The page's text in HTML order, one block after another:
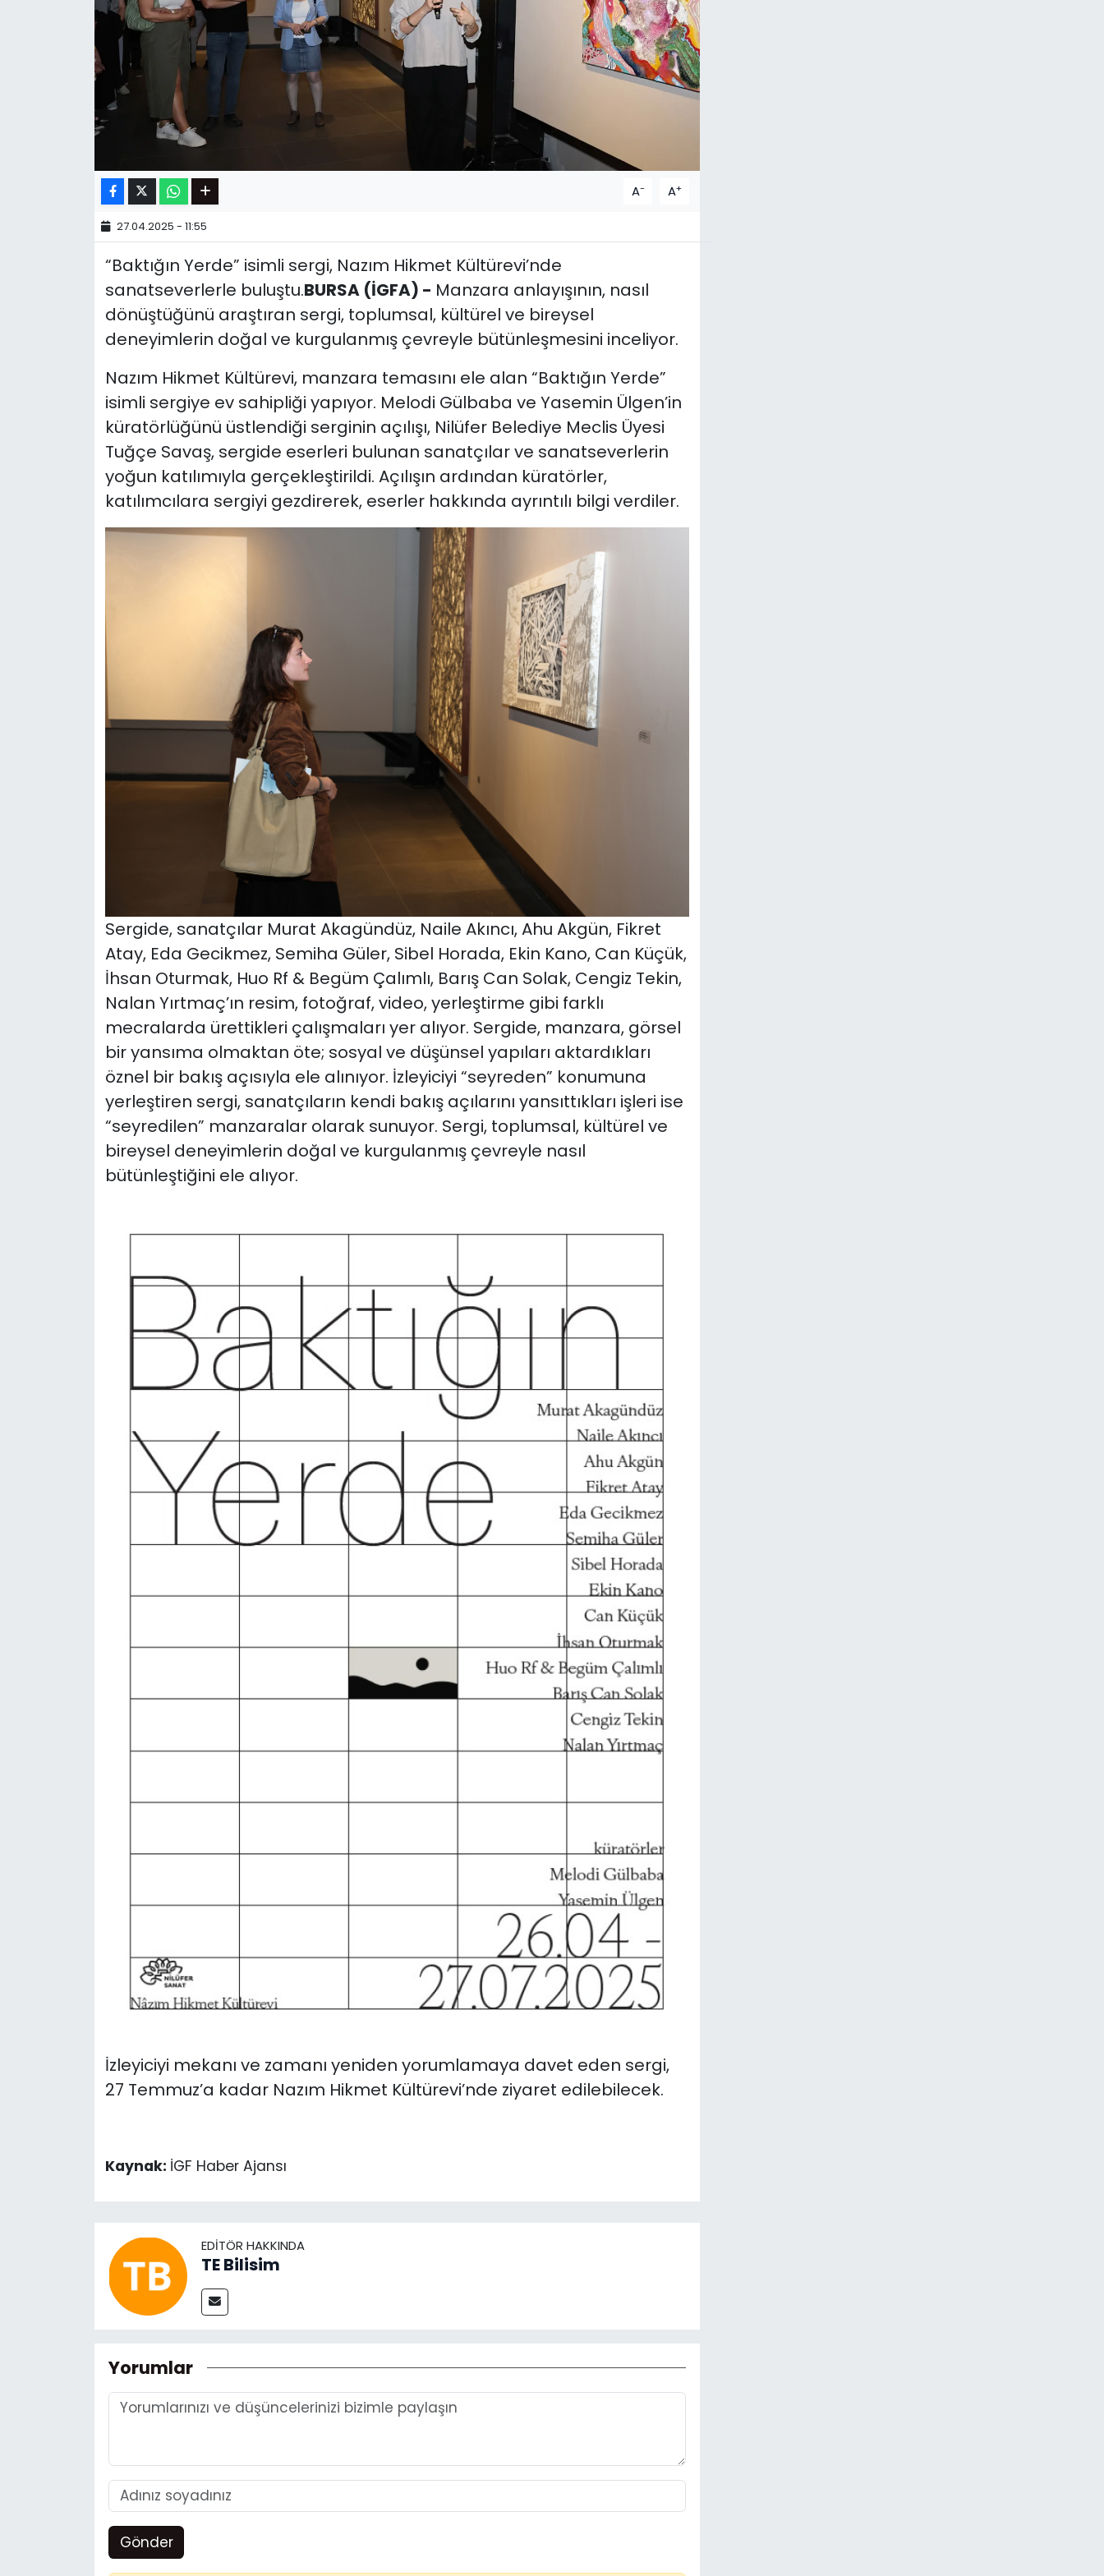
A- A+
27.04.2025 - 11:55
“Baktığın Yerde” isimli sergi, Nazım Hikmet Kültürevi’nde
sanatseverlerle buluştu.BURSA (İGFA) - Manzara anlayışının, nasıl
dönüştüğünü araştıran sergi, toplumsal, kültürel ve bireysel
deneyimlerin doğal ve kurgulanmış çevreyle bütünleşmesini inceliyor.
Nazım Hikmet Kültürevi, manzara temasını ele alan “Baktığın Yerde”
isimli sergiye ev sahipliği yapıyor. Melodi Gülbaba ve Yasemin Ülgen’in
küratörlüğünü üstlendiği serginin açılışı, Nilüfer Belediye Meclis Üyesi
Tuğçe Savaş, sergide eserleri bulunan sanatçılar ve sanatseverlerin
yoğun katılımıyla gerçekleştirildi. Açılışın ardından küratörler,
katılımcılara sergiyi gezdirerek, eserler hakkında ayrıntılı bilgi verdiler.
Sergide, sanatçılar Murat Akagündüz, Naile Akıncı, Ahu Akgün, Fikret
Atay, Eda Gecikmez, Semiha Güler, Sibel Horada, Ekin Kano, Can Küçük,
İhsan Oturmak, Huo Rf & Begüm Çalımlı, Barış Can Solak, Cengiz Tekin,
Nalan Yırtmaç’ın resim, fotoğraf, video, yerleştirme gibi farklı
mecralarda ürettikleri çalışmaları yer alıyor. Sergide, manzara, görsel
bir yansıma olmaktan öte; sosyal ve düşünsel yapıları aktardıkları
öznel bir bakış açısıyla ele alınıyor. İzleyiciyi “seyreden” konumuna
yerleştiren sergi, sanatçıların kendi bakış açılarını yansıttıkları işleri ise
“seyredilen” manzaralar olarak sunuyor. Sergi, toplumsal, kültürel ve
bireysel deneyimlerin doğal ve kurgulanmış çevreyle nasıl
bütünleştiğini ele alıyor.
İzleyiciyi mekanı ve zamanı yeniden yorumlamaya davet eden sergi,
27 Temmuz’a kadar Nazım Hikmet Kültürevi’nde ziyaret edilebilecek.
Kaynak: İGF Haber Ajansı
EDITÖR HAKKINDA
TE Bilisim
Yorumlar
Gönder